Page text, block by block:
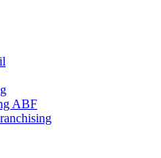
ABF